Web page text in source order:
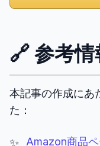
🔗 参考
本記事の作成にあ
た：
Amazon商品